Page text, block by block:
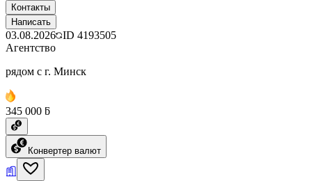
Контакты
Написать
03.08.2026 ID 4193505
Агентство
рядом с г. Минск
345 000 ƃ
Конвертер валют